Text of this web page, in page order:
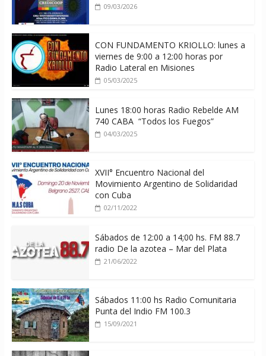
09/03/2026
CON FUNDAMENTO KRIOLLO: lunes a
viernes de 9:00 a 12:00 horas por
Radio Lateral en Misiones
05/03/2025
Lunes 18:00 horas Radio Rebelde AM
740 CABA “Todos los Fuegos”
04/03/2025
XVII° Encuentro Nacional del
Movimiento Argentino de Solidaridad
con Cuba
02/11/2022
Sábados de 12:00 a 14;00 hs. FM 88.7
radio De la azotea – Mar del Plata
21/06/2022
Sábados 11:00 hs Radio Comunitaria
Punta del Indio FM 100.3
15/09/2021